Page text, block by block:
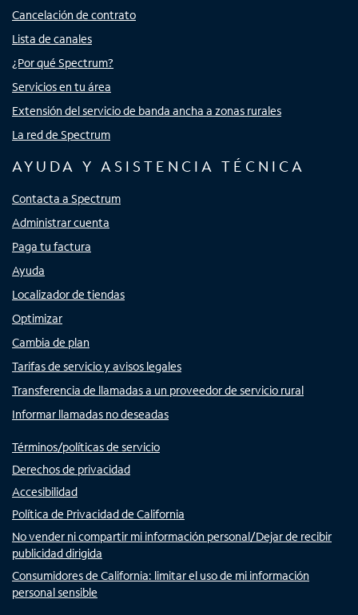
Cancelación de contrato
Lista de canales
¿Por qué Spectrum?
Servicios en tu área
Extensión del servicio de banda ancha a zonas rurales
La red de Spectrum
AYUDA Y ASISTENCIA TÉCNICA
Contacta a Spectrum
Administrar cuenta
Paga tu factura
Ayuda
Localizador de tiendas
Optimizar
Cambia de plan
Tarifas de servicio y avisos legales
Transferencia de llamadas a un proveedor de servicio rural
Informar llamadas no deseadas
Términos/políticas de servicio
Derechos de privacidad
Accesibilidad
Política de Privacidad de California
No vender ni compartir mi información personal/Dejar de recibir
publicidad dirigida
Consumidores de California: limitar el uso de mi información
personal sensible